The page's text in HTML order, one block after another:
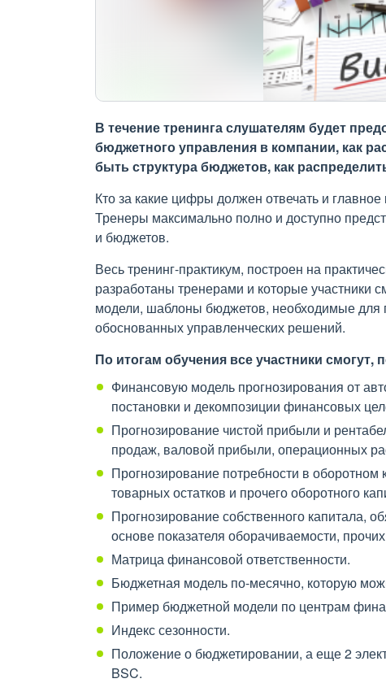
В течение тренинга слушателям будет
бюджетного управления в компании, как
быть структура бюджетов, как
Кто за какие цифры должен отвечать и
Тренеры максимально полно и доступно
и бюджетов.
Весь тренинг-практикум, построен на
разработаны тренерами и которые участники
модели, шаблоны бюджетов, необходимые для
обоснованных управленческих решений.
По итогам обучения все участники смогут,
Финансовую модель прогнозирования от
постановки и декомпозиции финансовых
Прогнозирование чистой прибыли и
продаж, валовой прибыли, операционных
Прогнозирование потребности в
товарных остатков и прочего оборотного
Прогнозирование собственного капитала,
основе показателя оборачиваемости,
Матрица финансовой ответственности.
Бюджетная модель по-месячно, которую
Пример бюджетной модели по центрам
Индекс сезонности.
Положение о бюджетировании, а еще 2
BSC.